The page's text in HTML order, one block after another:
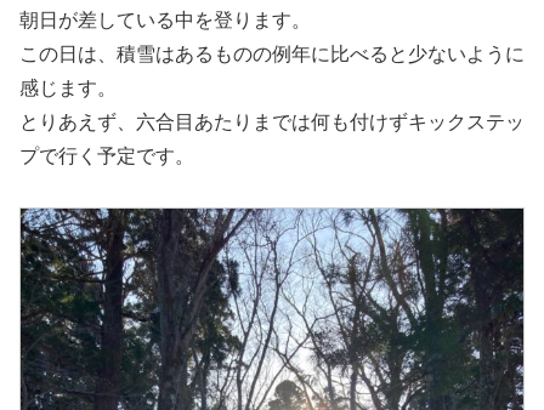
朝日が差している中を登ります。
この日は、積雪はあるものの例年に比べると少ないように
感じます。
とりあえず、六合目あたりまでは何も付けずキックステッ
プで行く予定です。